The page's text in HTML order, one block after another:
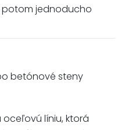
potom jednoducho
betónové steny
oceľovú líniu, ktorá